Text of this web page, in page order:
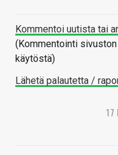
Kommentoi uutista tai
(Kommentointi
käytöstä)
Lähetä palautetta /
17